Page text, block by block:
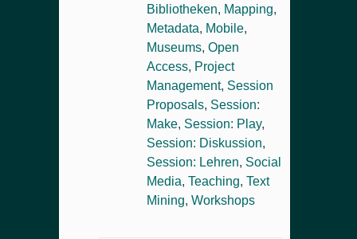
Bibliotheken, Mapping,
Metadata, Mobile,
Museums, Open
Access, Project
Management, Session
Proposals, Session:
Make, Session: Play,
Session: Diskussion,
Session: Lehren, Social
Media, Teaching, Text
Mining, Workshops